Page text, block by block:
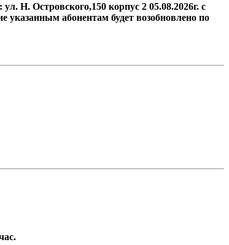
Н. Островского,150 корпус 2 05.08.2026г. с
указанным абонентам будет возобновлено по